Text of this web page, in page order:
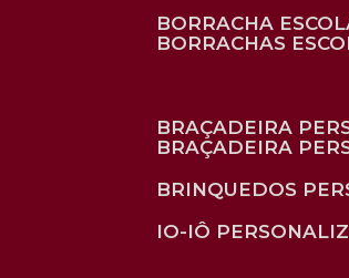
BORRACHA
BORRACHAS
BRAÇADEIRA
BRAÇADEIRA
BRINQUEDOS
IO-IÔ